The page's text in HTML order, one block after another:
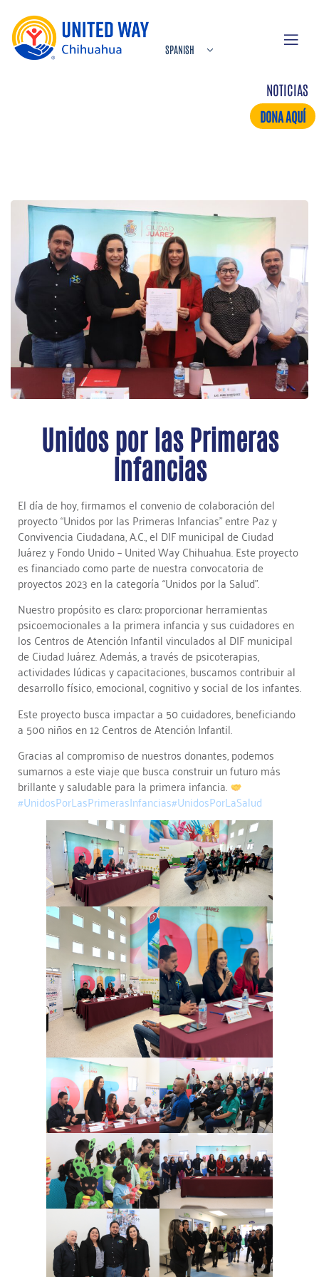
NOTICIAS
DONA AQUÍ
Unidos por las Primeras
Infancias
El día de hoy, firmamos el convenio de colaboración del
proyecto “Unidos por las Primeras Infancias” entre Paz y
Convivencia Ciudadana, A.C., el DIF municipal de Ciudad
Juárez y Fondo Unido – United Way Chihuahua. Este proyecto
es financiado como parte de nuestra convocatoria de
proyectos 2023 en la categoría “Unidos por la Salud”.
Nuestro propósito es claro: proporcionar herramientas
psicoemocionales a la primera infancia y sus cuidadores en
los Centros de Atención Infantil vinculados al DIF municipal
de Ciudad Juárez. Además, a través de psicoterapias,
actividades lúdicas y capacitaciones, buscamos contribuir al
desarrollo físico, emocional, cognitivo y social de los infantes.
Este proyecto busca impactar a 50 cuidadores, beneficiando
a 500 niños en 12 Centros de Atención Infantil.
Gracias al compromiso de nuestros donantes, podemos
sumarnos a este viaje que busca construir un futuro más
brillante y saludable para la primera infancia.
#UnidosPorLasPrimerasInfancias#UnidosPorLaSalud